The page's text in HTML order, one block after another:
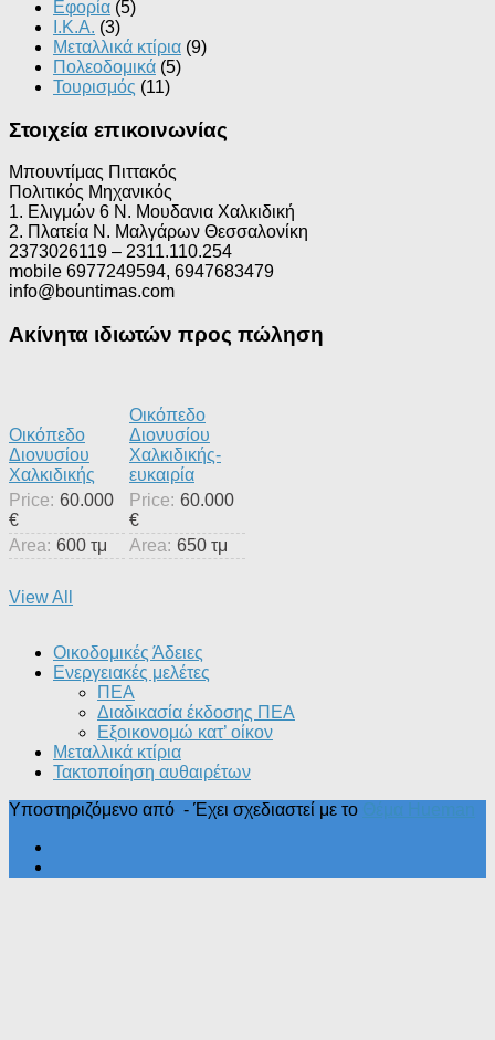
Εφορία (5)
Ι.Κ.Α. (3)
Μεταλλικά κτίρια (9)
Πολεοδομικά (5)
Τουρισμός (11)
Στοιχεία επικοινωνίας
Μπουντίμας Πιττακός
Πολιτικός Μηχανικός
1. Ελιγμών 6 Ν. Μουδανια Χαλκιδική
2. Πλατεία Ν. Μαλγάρων Θεσσαλονίκη
2373026119 – 2311.110.254
mobile 6977249594, 6947683479
info@bountimas.com
Ακίνητα ιδιωτών προς πώληση
Οικόπεδο
Διονυσίου
Χαλκιδικής
Price: 60.000
€
Area: 600 τμ
Οικόπεδο
Διονυσίου
Χαλκιδικής-
ευκαιρία
Price: 60.000
€
Area: 650 τμ
View All
Οικοδομικές Άδειες
Ενεργειακές μελέτες
ΠΕΑ
Διαδικασία έκδοσης ΠΕΑ
Εξοικονομώ κατ’ οίκoν
Μεταλλικά κτίρια
Τακτοποίηση αυθαιρέτων
Υποστηριζόμενο από - Έχει σχεδιαστεί με το